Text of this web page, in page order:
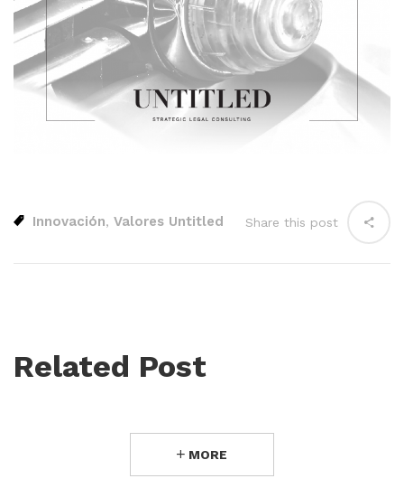
Innovación, Valores Untitled Share this post
Related Post
MORE